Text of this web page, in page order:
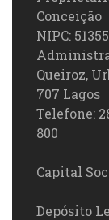
Conceição
NIPC:
Queiroz,
707 Lagos
Telefone:
800
Capital
Depósito